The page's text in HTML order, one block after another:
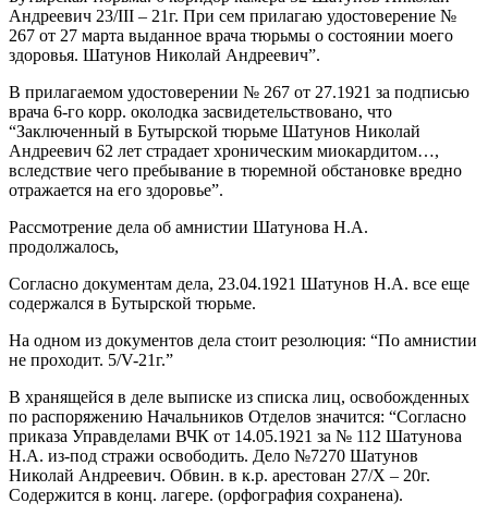
Андреевич 23/III – 21г. При сем прилагаю удостоверение №
267 от 27 марта выданное врача тюрьмы о состоянии моего
здоровья. Шатунов Николай Андреевич”.
В прилагаемом удостоверении № 267 от 27.1921 за подписью
врача 6-го корр. околодка засвидетельствовано, что
“Заключенный в Бутырской тюрьме Шатунов Николай
Андреевич 62 лет страдает хроническим миокардитом…,
вследствие чего пребывание в тюремной обстановке вредно
отражается на его здоровье”.
Рассмотрение дела об амнистии Шатунова Н.А.
продолжалось,
Согласно документам дела, 23.04.1921 Шатунов Н.А. все еще
содержался в Бутырской тюрьме.
На одном из документов дела стоит резолюция: “По амнистии
не проходит. 5/V-21г.”
В хранящейся в деле выписке из списка лиц, освобожденных
по распоряжению Начальников Отделов значится: “Согласно
приказа Управделами ВЧК от 14.05.1921 за № 112 Шатунова
Н.А. из-под стражи освободить. Дело №7270 Шатунов
Николай Андреевич. Обвин. в к.р. арестован 27/X – 20г.
Содержится в конц. лагере. (орфография сохранена).